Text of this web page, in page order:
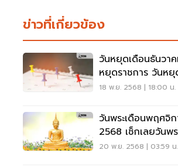
ข่าวที่เกี่ยวข้อง
วันหยุดเดือนธันวา
หยุดราชการ วันหยุ
หยุดยาวที่นี่
18 พ.ย. 2568 | 18:00 น.
วันพระเดือนพฤศจิ
2568 เช็กเลยวันพ
กับวันใด
20 พ.ย. 2568 | 03:59 น.